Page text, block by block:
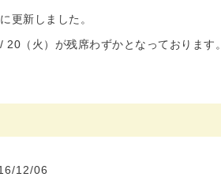
更新しました。
（火）が残席わずかとなっております。
/12/06